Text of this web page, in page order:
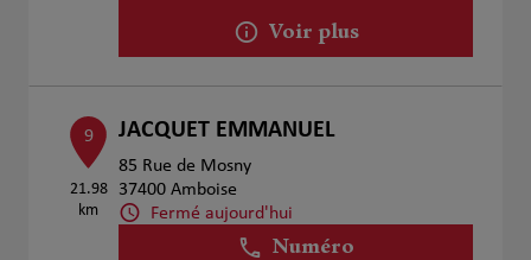
Voir plus
9
21.98
km
JACQUET EMMANUEL
85 Rue de Mosny
37400 Amboise
Fermé aujourd'hui
Numéro